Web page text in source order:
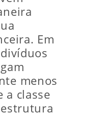
Em
menos
a classe